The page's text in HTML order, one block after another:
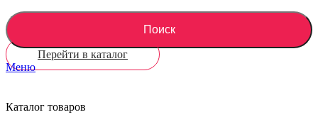
Поиск
Перейти в каталог
Меню
Каталог товаров